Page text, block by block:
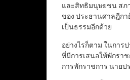
และสิทธิมนุษยชน สภ
ของ ประธานศาลฎีก
เป็นธรรมอีกด้วย
อย่างไรก็ตาม ในการ
ที่มีการเสนอให้พักรา
การพักราชการ นายป